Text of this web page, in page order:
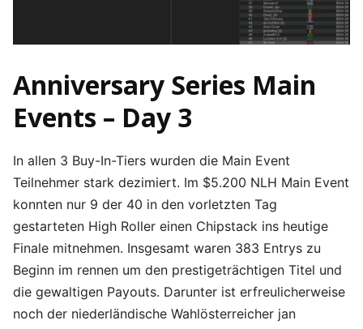
Anniversary Series Main
Events – Day 3
In allen 3 Buy-In-Tiers wurden die Main Event
Teilnehmer stark dezimiert. Im $5.200 NLH Main Event
konnten nur 9 der 40 in den vorletzten Tag
gestarteten High Roller einen Chipstack ins heutige
Finale mitnehmen. Insgesamt waren 383 Entrys zu
Beginn im rennen um den prestigeträchtigen Titel und
die gewaltigen Payouts. Darunter ist erfreulicherweise
noch der niederländische Wahlösterreicher jan